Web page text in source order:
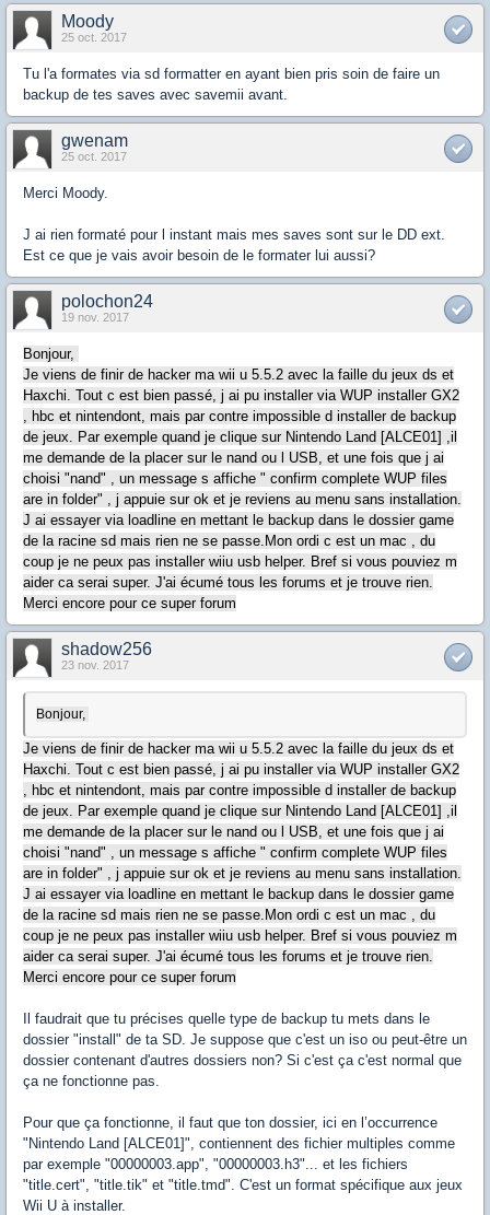
Moody
25 oct. 2017
Tu l'a formates via sd formatter en ayant bien pris soin de faire un
backup de tes saves avec savemii avant.
gwenam
25 oct. 2017
Merci Moody.
J ai rien formaté pour l instant mais mes saves sont sur le DD ext.
Est ce que je vais avoir besoin de le formater lui aussi?
polochon24
19 nov. 2017
Bonjour,
Je viens de finir de hacker ma wii u 5.5.2 avec la faille du jeux ds et
Haxchi. Tout c est bien passé, j ai pu installer via WUP installer GX2
, hbc et nintendont, mais par contre impossible d installer de backup
de jeux. Par exemple quand je clique sur Nintendo Land [ALCE01] ,il
me demande de la placer sur le nand ou l USB, et une fois que j ai
choisi "nand" , un message s affiche " confirm complete WUP files
are in folder" , j appuie sur ok et je reviens au menu sans installation.
J ai essayer via loadline en mettant le backup dans le dossier game
de la racine sd mais rien ne se passe.Mon ordi c est un mac , du
coup je ne peux pas installer wiiu usb helper. Bref si vous pouviez m
aider ca serai super. J'ai écumé tous les forums et je trouve rien.
Merci encore pour ce super forum
shadow256
23 nov. 2017
Bonjour,
Je viens de finir de hacker ma wii u 5.5.2 avec la faille du jeux ds et
Haxchi. Tout c est bien passé, j ai pu installer via WUP installer GX2
, hbc et nintendont, mais par contre impossible d installer de backup
de jeux. Par exemple quand je clique sur Nintendo Land [ALCE01] ,il
me demande de la placer sur le nand ou l USB, et une fois que j ai
choisi "nand" , un message s affiche " confirm complete WUP files
are in folder" , j appuie sur ok et je reviens au menu sans installation.
J ai essayer via loadline en mettant le backup dans le dossier game
de la racine sd mais rien ne se passe.Mon ordi c est un mac , du
coup je ne peux pas installer wiiu usb helper. Bref si vous pouviez m
aider ca serai super. J'ai écumé tous les forums et je trouve rien.
Merci encore pour ce super forum
Il faudrait que tu précises quelle type de backup tu mets dans le
dossier "install" de ta SD. Je suppose que c'est un iso ou peut-être un
dossier contenant d'autres dossiers non? Si c'est ça c'est normal que
ça ne fonctionne pas.
Pour que ça fonctionne, il faut que ton dossier, ici en l’occurrence
"Nintendo Land [ALCE01]", contiennent des fichier multiples comme
par exemple "00000003.app", "00000003.h3"... et les fichiers
"title.cert", "title.tik" et "title.tmd". C'est un format spécifique aux jeux
Wii U à installer.